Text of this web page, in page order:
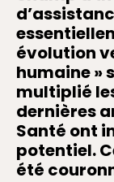
évolution
humaine »
multiplié
dernières
Santé ont
potentiel.
été